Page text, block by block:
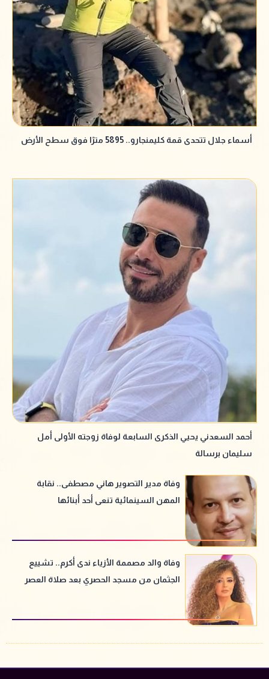
أسماء جلال تتحدى قمة كليمنجارو.. 5895 مترًا فوق سطح الأرض
أحمد السعدني يحيي الذكرى السابعة لوفاة زوجته الأولى أمل
سليمان برسالة
وفاة مدير التصوير هاني مصطفى.. نقابة
المهن السينمائية تنعى أحد أبنائها
وفاة والد مصممة الأزياء ندى أكرم.. تشييع
الجثمان من مسجد الحصري بعد صلاة العصر